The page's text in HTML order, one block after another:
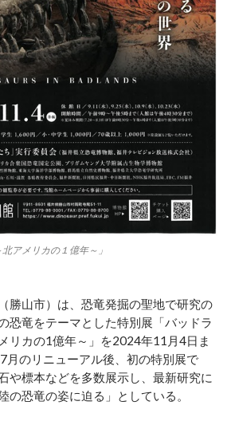
アメリカの１億年～」
勝山市）は、恐竜発掘の聖地で研究の
恐竜をテーマとした特別展「バッドラ
リカの1億年～」を2024年11月4日ま
月のリニューアル後、初の特別展で
や標本などを多数展示し、最新研究に
の恐竜の姿に迫る」としている。